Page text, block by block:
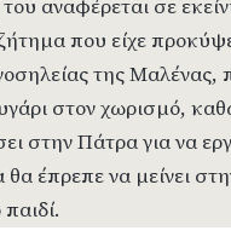
αναφέρεται σε
που είχε
της Μαλένας,
στον χωρισμό,
στην Πάτρα για να
έπρεπε να μείνει